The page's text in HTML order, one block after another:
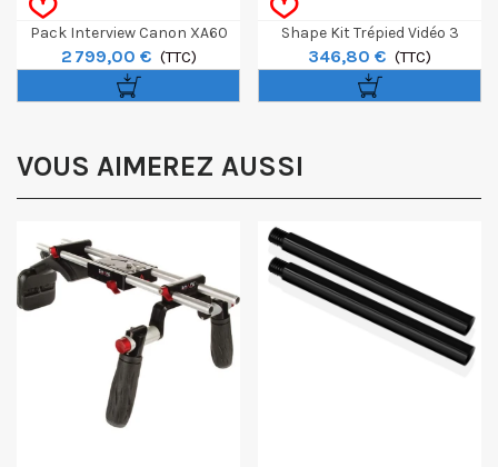
Pack Interview Canon XA60
2 799,00 € (TTC)
Shape Kit Trépied Vidéo 3
Sections Avec Rotule 75mm
STF11
346,80 € (TTC)
VOUS AIMEREZ AUSSI